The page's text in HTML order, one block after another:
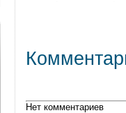
Нет комментариев